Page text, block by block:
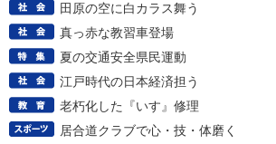
田原の空に白カラス舞う
真っ赤な教習車登場
夏の交通安全県民運動
江戸時代の日本経済担う
老朽化した『いす』修理
居合道クラブで心・技・体磨く